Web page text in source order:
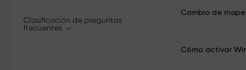
Clasificación de preguntas
frecuentes
Cambio de
Cómo activar